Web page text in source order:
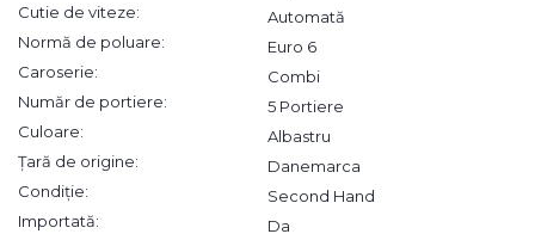
Cutie de viteze:
Automată
Normă de poluare:
Euro 6
Caroserie:
Combi
Număr de portiere:
5 Portiere
Culoare:
Albastru
Țară de origine:
Danemarca
Condiție:
Second Hand
Importată:
Da